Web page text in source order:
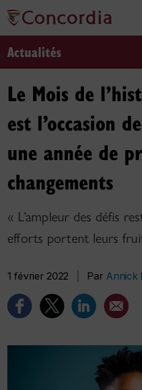
Actualités
Le Mois de
est l’occasion
une année de
changements
« L’ampleur des défis
efforts portent leurs
1 février 2022 Par Annick